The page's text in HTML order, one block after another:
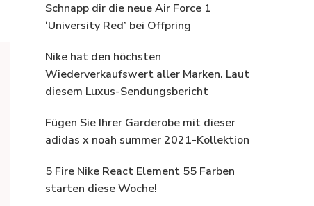
Schnapp dir die neue Air Force 1
‘University Red’ bei Offpring
Nike hat den höchsten
Wiederverkaufswert aller Marken. Laut
diesem Luxus-Sendungsbericht
Fügen Sie Ihrer Garderobe mit dieser
adidas x noah summer 2021-Kollektion
5 Fire Nike React Element 55 Farben
starten diese Woche!